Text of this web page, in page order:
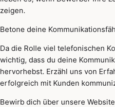
zeigen.
Betone deine
Da die Rolle viel telefonischen
wichtig, dass du deine
hervorhebst. Erzähl uns von
erfolgreich mit Kunden
Bewirb dich über unsere Website